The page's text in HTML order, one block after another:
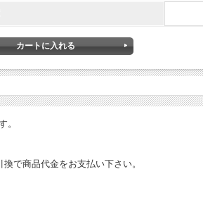
。
で商品代金をお支払い下さい。